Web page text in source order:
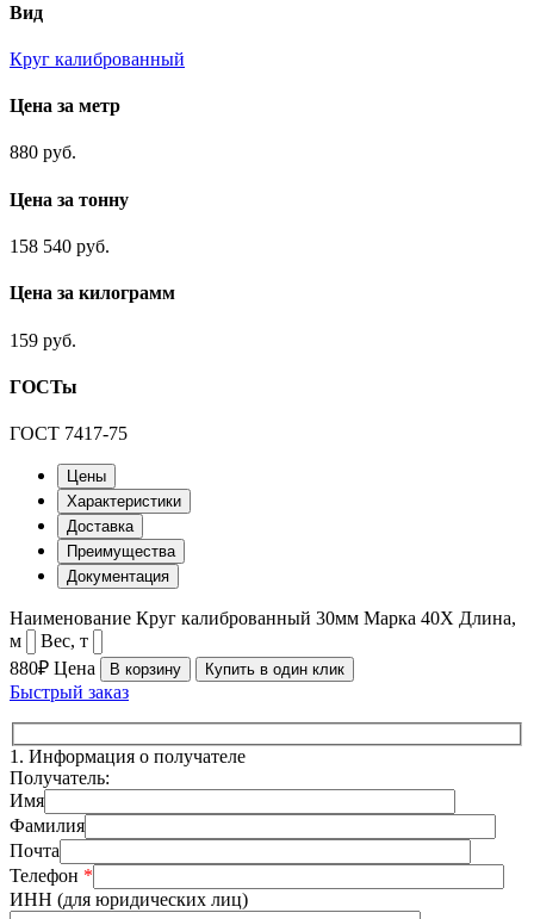
Вид
Круг калиброванный
Цена за метр
880 руб.
Цена за тонну
158 540 руб.
Цена за килограмм
159 руб.
ГОСТы
ГОСТ 7417-75
Цены
Характеристики
Доставка
Преимущества
Документация
Наименование Круг калиброванный 30мм Марка 40Х Длина,
м
Вес, т
880₽ Цена В корзину Купить в один клик
Быстрый заказ
1. Информация о получателе
Получатель:
Имя
Фамилия
Почта
Телефон *
ИНН (для юридических лиц)